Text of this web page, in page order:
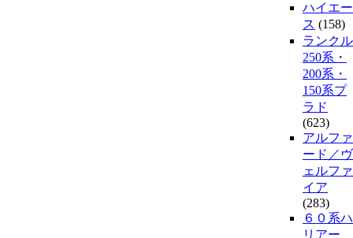
ハイエー
ス (158)
ランクル
250系・
200系・
150系プ
ラド
(623)
アルファ
ード／ヴ
ェルファ
イア
(283)
６０系ハ
リアー